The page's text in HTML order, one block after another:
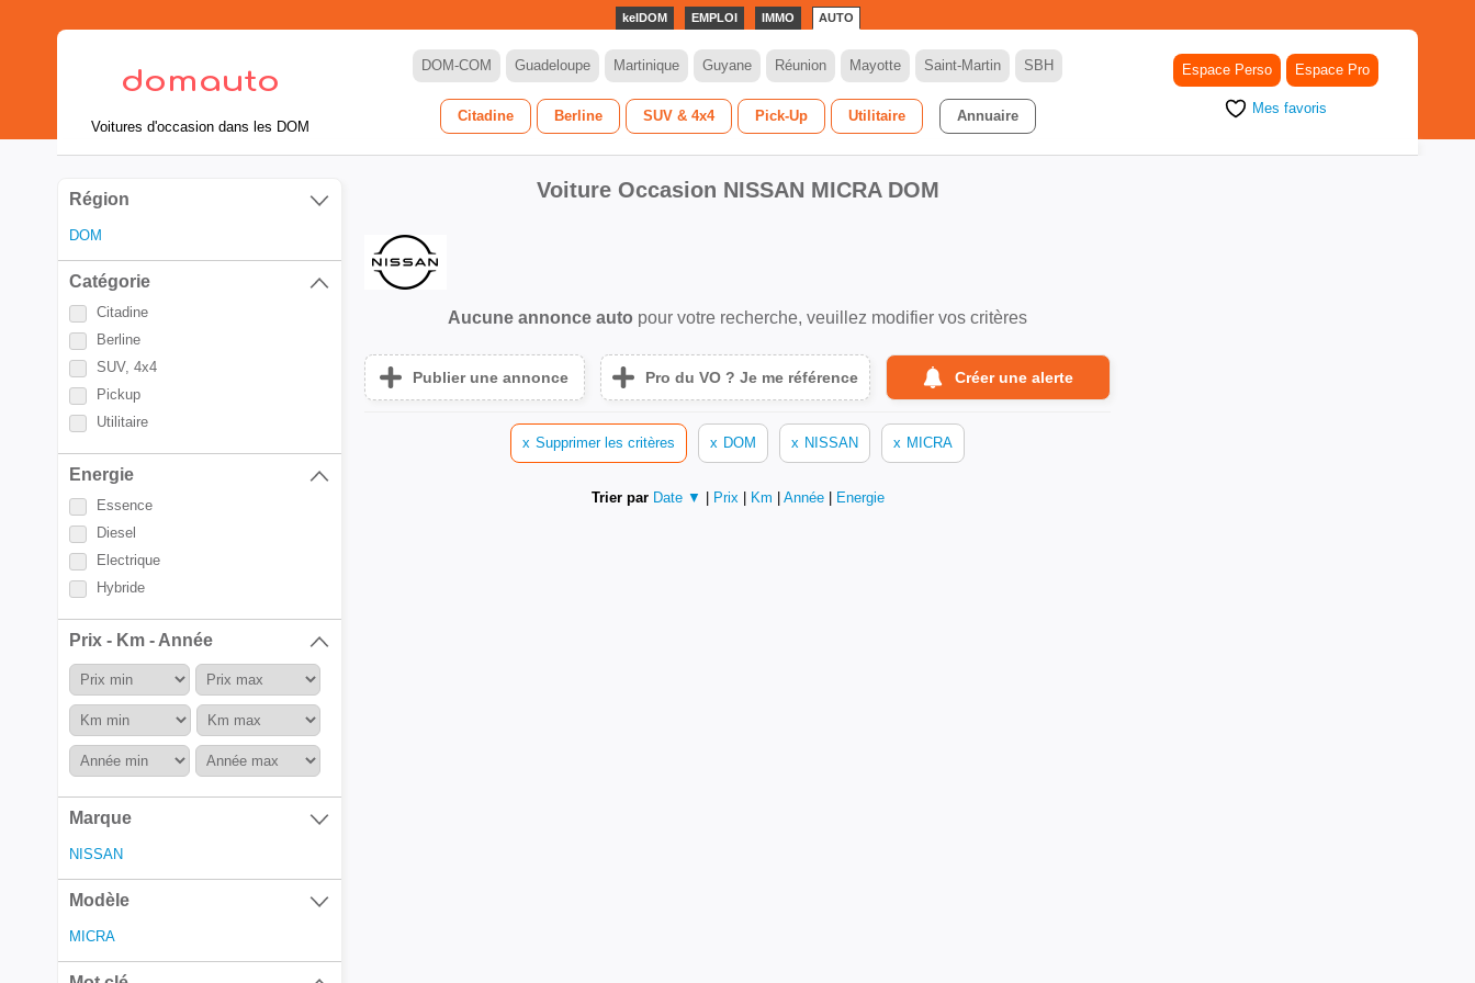
kelDOM EMPLOI IMMO AUTO
Voitures d'occasion dans les DOM
DOM-COM Guadeloupe Martinique Guyane Réunion Mayotte Saint-Martin SBH
Citadine Berline SUV & 4x4 Pick-Up Utilitaire Annuaire
Espace Perso Espace Pro
Mes favoris
Région
DOM
Catégorie
Citadine
Berline
SUV, 4x4
Pickup
Utilitaire
Energie
Essence
Diesel
Electrique
Hybride
Prix - Km - Année
Marque
NISSAN
Modèle
MICRA
Voiture Occasion NISSAN MICRA DOM
Aucune annonce auto pour votre recherche, veuillez modifier vos critères
Publier une annonce Pro du VO ? Je me référence Créer une alerte
x Supprimer les critères x DOM x NISSAN x MICRA
Trier par Date ▼ Prix Km Année Energie